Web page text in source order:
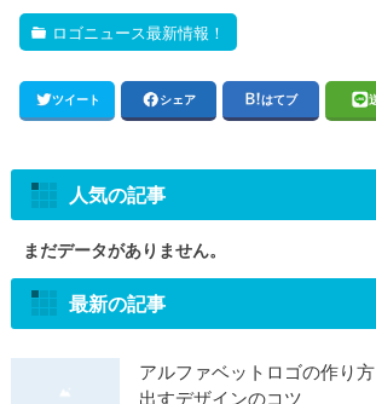
ロゴニュース最新情報！
ツイート シェア はてブ
人気の記事
まだデータがありません。
最新の記事
アルファベットロゴの作り
出すデザインのコツ